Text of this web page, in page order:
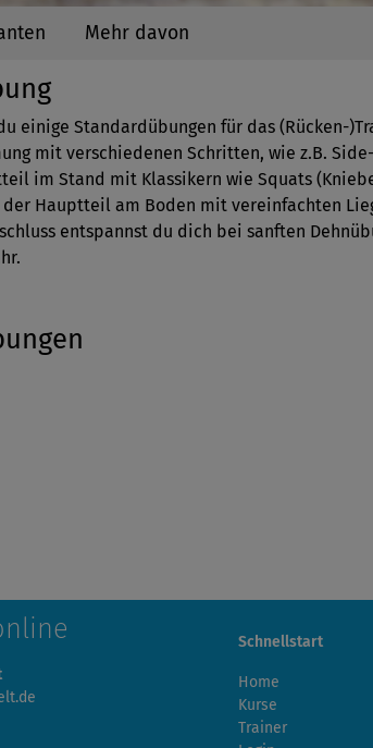
Mehr davon
einige Standardübungen für das (Rücken-
mit verschiedenen Schritten, wie z.B.
im Stand mit Klassikern wie Squats
Hauptteil am Boden mit vereinfachten
entspannst du dich bei sanften
Schnellstart
Home
Kurse
Trainer